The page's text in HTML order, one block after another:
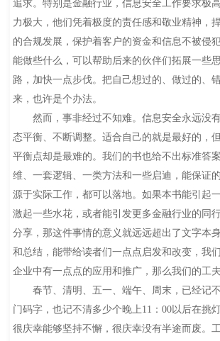
追求。特别是金融行业，信息安全工作要求极
力极大，他们凭着极度的责任感和敬业精神，
的合规发展，保护着客户的资金和信息不被侵
能做些什么，可以帮助后来的伙伴们拓展一些
路，加快一点步伐。把自己想过的、做过的、
来，也许是个办法。
然而，事非经过不知难。信息安全永远没
态平衡、不断调整。适合自己的就是最好的，
平衡点却是最难的。我们的书也给不出标准答
维、一套逻辑、一类方法和一些启迪，能保证
源于实际工作，都可以落地。如果本书能引起
激起一些水花，或者能引发更多金融行业的同
分享，那这件事情的意义就远远超出了文字本
和总结，能带给读者们一点点启发和改变，我
企业中有一点点的应用和推广，那么我们的工夫
春节、清明、五一、端午、周末，已经记
门码字，也记不清多少个晚上11：00以后在挑
很庆幸能够坚持不懈，很庆幸没有半途而废。